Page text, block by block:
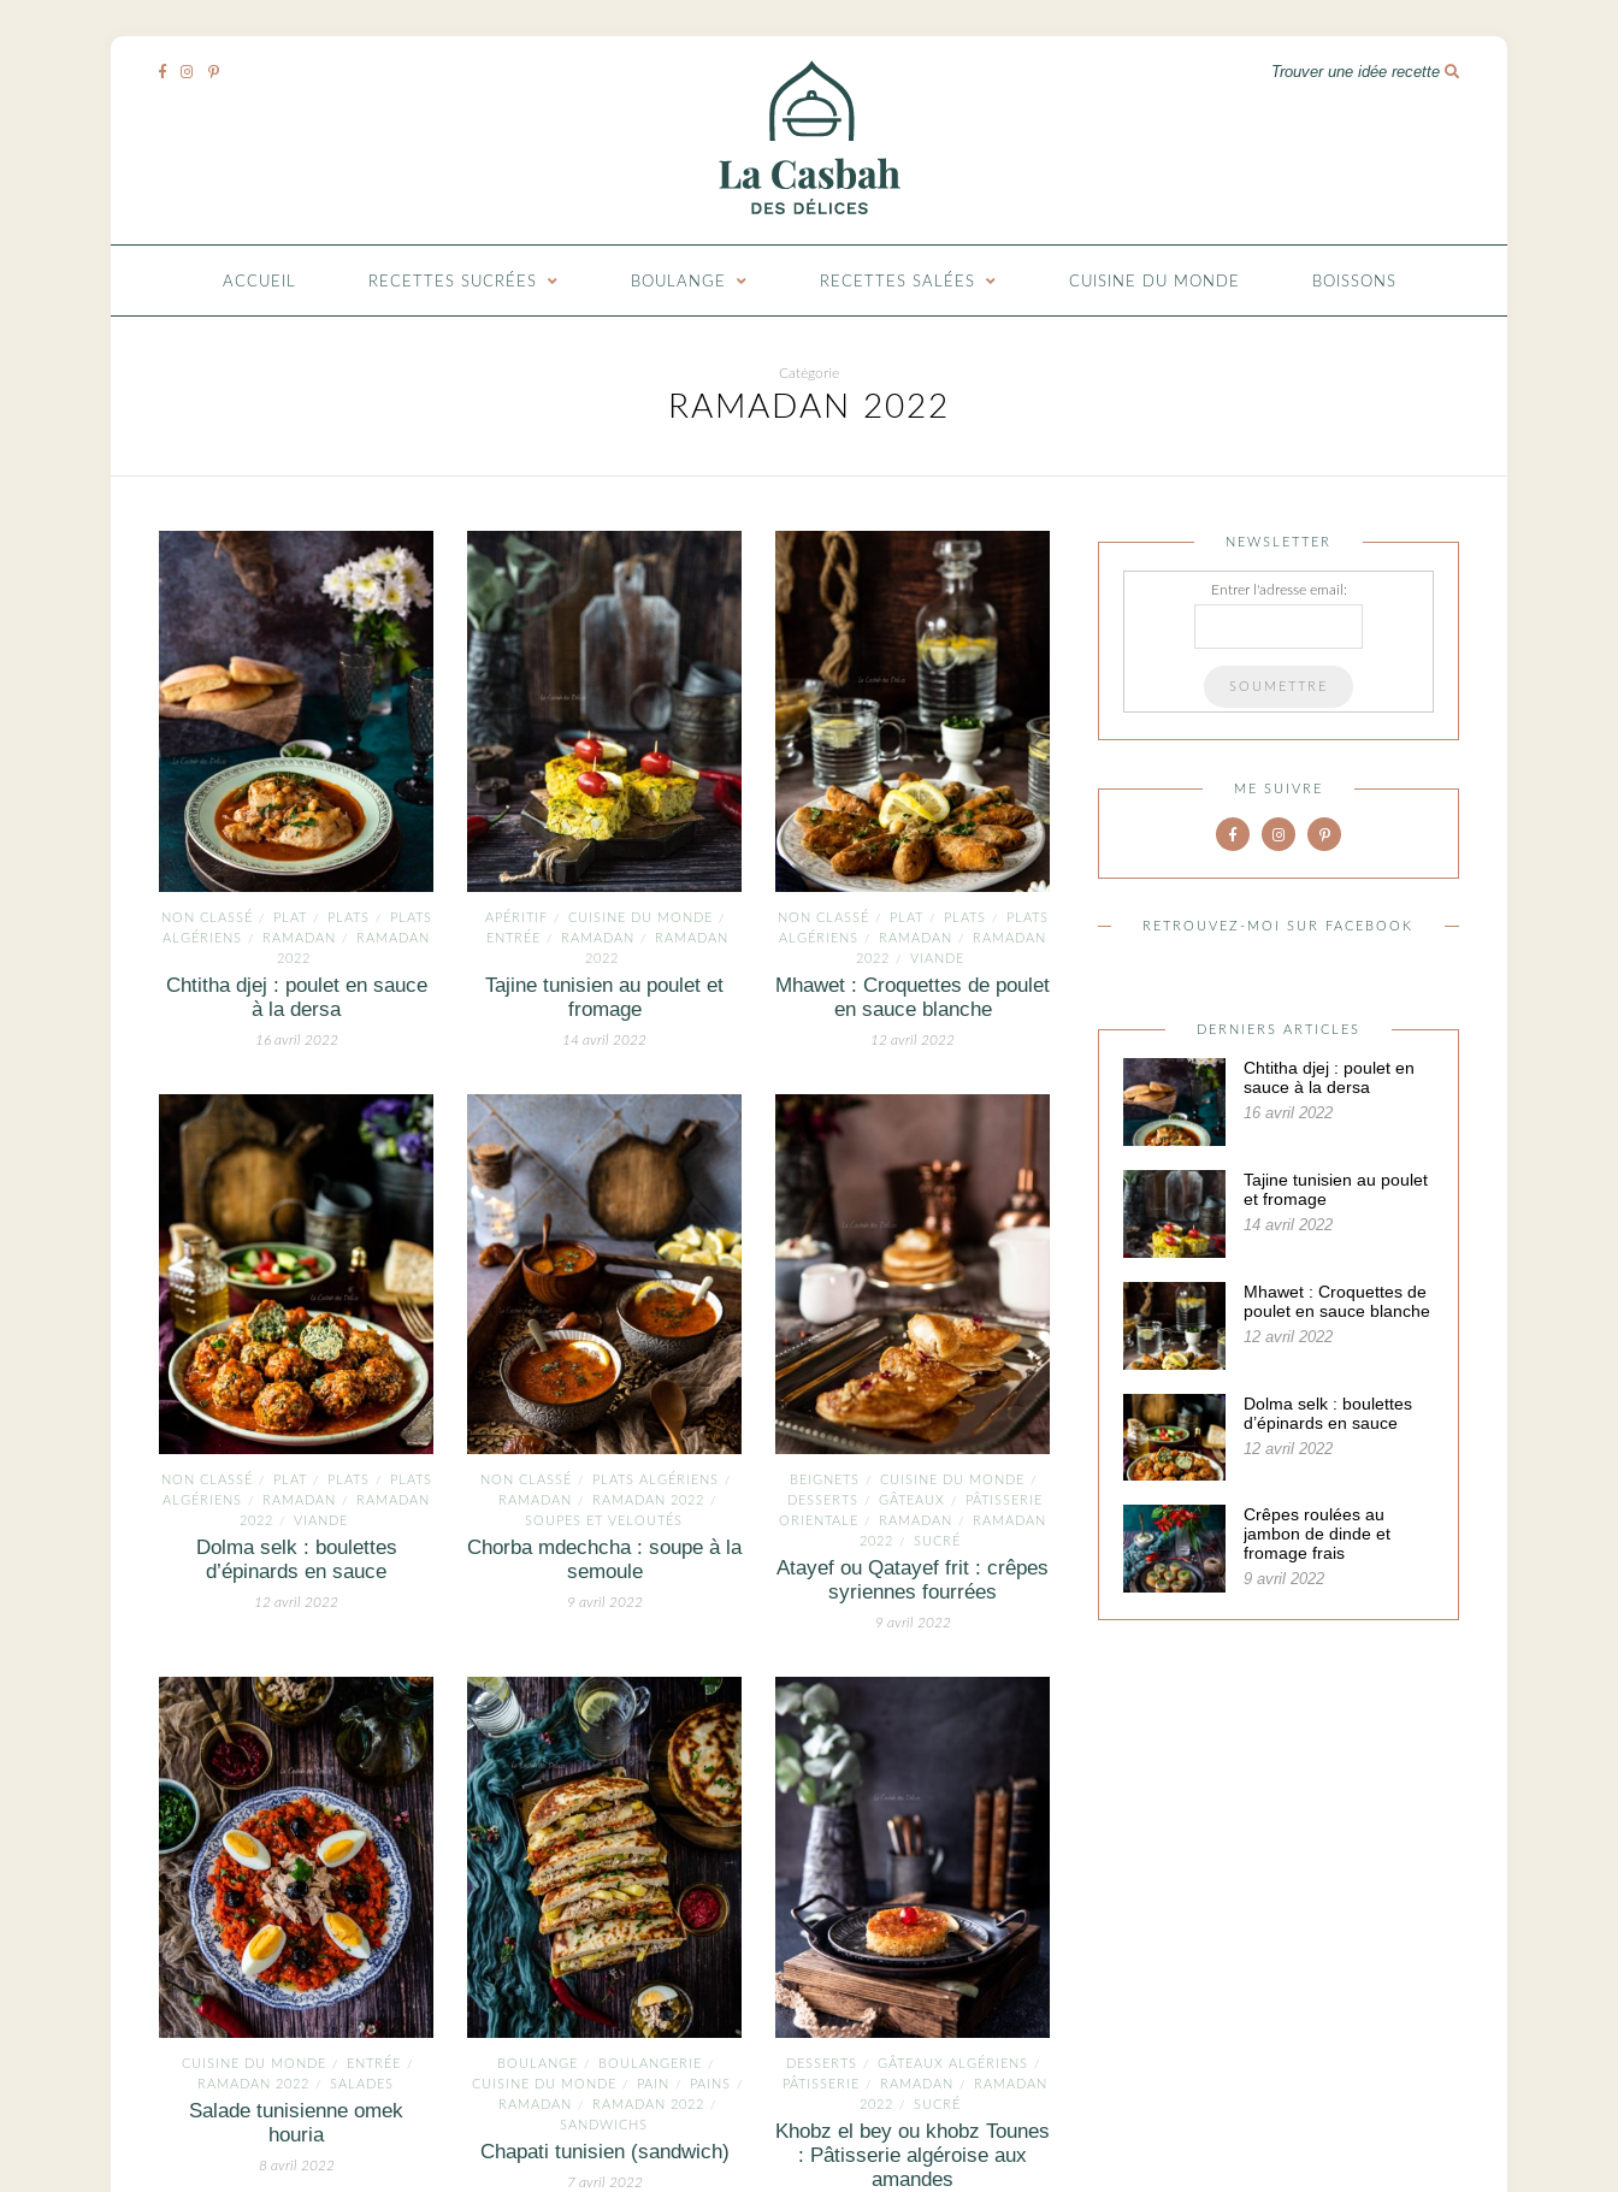
ACCUEIL RECETTES SUCRÉES BOULANGE RECETTES SALÉES CUISINE DU MONDE BOISSONS
Catégorie
RAMADAN 2022
NON CLASSÉ / PLAT / PLATS /
PLATS
ALGÉRIENS
/ RAMADAN /
RAMADAN
2022
Chtitha djej : poulet en sauce
à la dersa
16 avril 2022
APÉRITIF / CUISINE DU MONDE /
ENTRÉE / RAMADAN /
RAMADAN
2022
Tajine tunisien au poulet et
fromage
14 avril 2022
NON CLASSÉ / PLAT / PLATS /
PLATS
ALGÉRIENS
/ RAMADAN /
RAMADAN
2022
/ VIANDE
Mhawet : Croquettes de poulet
en sauce blanche
12 avril 2022
NON CLASSÉ / PLAT / PLATS /
PLATS
ALGÉRIENS
/ RAMADAN /
RAMADAN
2022
/ VIANDE
Dolma selk : boulettes
d’épinards en sauce
12 avril 2022
NON CLASSÉ / PLATS ALGÉRIENS /
RAMADAN / RAMADAN 2022 /
SOUPES ET VELOUTÉS
Chorba mdechcha : soupe à la
semoule
9 avril 2022
BEIGNETS / CUISINE DU MONDE /
DESSERTS / GÂTEAUX /
PÂTISSERIE
ORIENTALE
/ RAMADAN /
RAMADAN
2022
/ SUCRÉ
Atayef ou Qatayef frit : crêpes
syriennes fourrées
9 avril 2022
CUISINE DU MONDE / ENTRÉE /
RAMADAN 2022 / SALADES
Salade tunisienne omek
houria
8 avril 2022
BOULANGE / BOULANGERIE /
CUISINE DU MONDE / PAIN / PAINS /
RAMADAN / RAMADAN 2022 /
SANDWICHS
Chapati tunisien (sandwich)
7 avril 2022
DESSERTS / GÂTEAUX ALGÉRIENS /
PÂTISSERIE / RAMADAN /
RAMADAN
2022
/ SUCRÉ
Khobz el bey ou khobz Tounes
: Pâtisserie algéroise aux
amandes
NEWSLETTER
Entrer l'adresse email:
ME SUIVRE
RETROUVEZ-MOI SUR FACEBOOK
DERNIERS ARTICLES
Chtitha djej : poulet en
sauce à la dersa
16 avril 2022
Tajine tunisien au poulet
et fromage
14 avril 2022
Mhawet : Croquettes de
poulet en sauce blanche
12 avril 2022
Dolma selk : boulettes
d’épinards en sauce
12 avril 2022
Crêpes roulées au
jambon de dinde et
fromage frais
9 avril 2022